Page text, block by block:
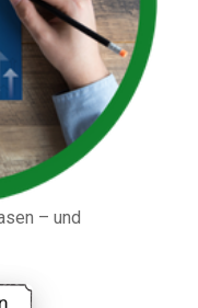
– und